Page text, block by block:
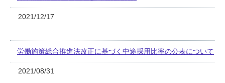
2021/12/17
労働施策総合推進法改正に基づく中途採用比率の公表について
2021/08/31